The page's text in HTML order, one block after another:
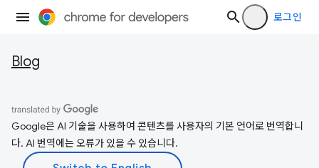
로그인
Blog
Google은 AI 기술을 사용하여 콘텐츠를 사용자의 기본 언어로 번역합니
다. AI 번역에는 오류가 있을 수 있습니다.